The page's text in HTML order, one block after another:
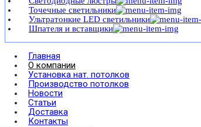
Точечные светильники
Ультратонкие LED светильники
Шпателя и вставщики
Главная
О компании
Установка нат. потолков
Производство потолков
Новости
Статьи
Доставка
Контакты